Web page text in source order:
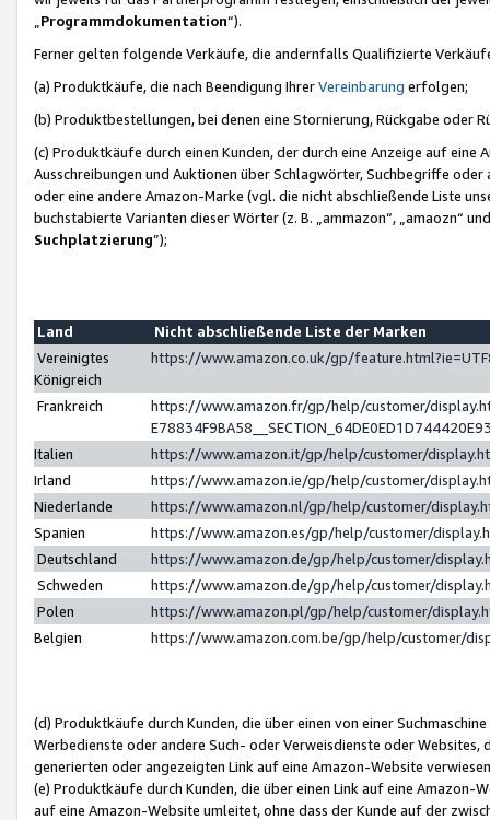
Programmdokumentation“).
Ferner gelten folgende Verkäufe, die andernfalls Qualifizierte
(a) Produktkäufe, die nach Beendigung IhrerVereinbarung erfolgen;
(b) Produktbestellungen, bei denen eine Stornierung, Rückgabe oder
(c) Produktkäufe durch einen Kunden, der durch eine Anzeige auf
Ausschreibungen und Auktionen über Schlagwörter, Suchbegriffe
oder eine andere Amazon-Marke (vgl. die nicht abschließende Liste
buchstabierte Varianten dieser Wörter (z. B. „ammazon“, „amaozn“
Suchplatzierung”);
Land
Nicht abschließende Liste der Marken
Vereinigtes
Königreich
https://www.amazon.co.uk/gp/
Frankreich
https://www.amazon.fr/gp/help/customer/
Italien
https://www.amazon.it/gp/help/customer/
Irland
https://www.amazon.ie/gp/help/customer/
Niederlande
https://www.amazon.nl/gp/help/customer/
Spanien
https://www.amazon.es/gp/help/customer/
Deutschland
https://www.amazon.de/gp/help/customer/
Schweden
https://www.amazon.de/gp/help/customer/
Polen
https://www.amazon.pl/gp/help/customer/
Belgien
https://www.amazon.com.be/gp/help/customer/
(d) Produktkäufe durch Kunden, die über einen von einer
Werbedienste oder andere Such- oder Verweisdienste oder Websites,
generierten oder angezeigten Link auf eine Amazon-Website
(e) Produktkäufe durch Kunden, die über einen Link auf eine
auf eine Amazon-Website umleitet, ohne dass der Kunde auf der